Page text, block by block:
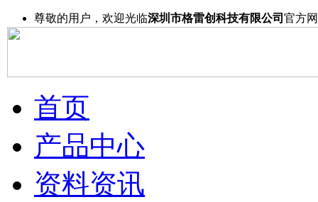
尊敬的用户，欢迎光临深圳市格雷创科技有限公司 官方
首页
产品中心
资料资讯